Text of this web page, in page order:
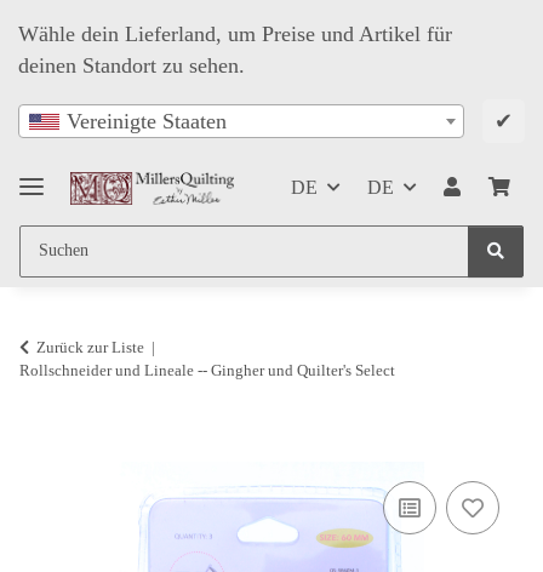
Wähle dein Lieferland, um Preise und Artikel für
deinen Standort zu sehen.
Vereinigte Staaten ✔
DE DE
Zurück zur Liste
Rollschneider und Lineale -- Gingher und Quilter's Select